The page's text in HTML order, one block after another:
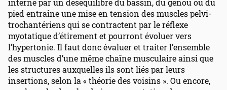
interne par un déséquilibre du bassin, du genou ou du
pied entraîne une mise en tension des muscles pelvi-
trochantériens qui se contractent par le réflexe
myotatique d’étirement et pourront évoluer vers
l’hypertonie. Il faut donc évaluer et traiter l’ensemble
des muscles d’une même chaîne musculaire ainsi que
les structures auxquelles ils sont liés par leurs
insertions, selon la « théorie des voisins ». Ou encore,